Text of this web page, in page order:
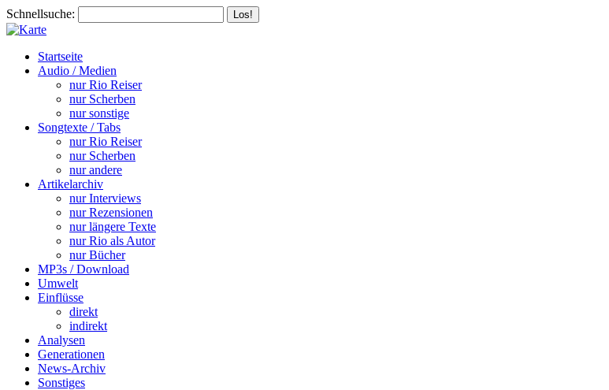
Schnellsuche:
Startseite
Audio / Medien
nur Rio Reiser
nur Scherben
nur sonstige
Songtexte / Tabs
nur Rio Reiser
nur Scherben
nur andere
Artikelarchiv
nur Interviews
nur Rezensionen
nur längere Texte
nur Rio als Autor
nur Bücher
MP3s / Download
Umwelt
Einflüsse
direkt
indirekt
Analysen
Generationen
News-Archiv
Sonstiges